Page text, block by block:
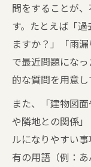
問をすることが
す。たとえば「
ますか？」「雨
で最近問題にな
的な質問を用意し
また、「建物図
や隣地との関係
ルになりやすい
有の用語（例：